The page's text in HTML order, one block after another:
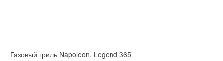
Газовый гриль Napoleon, Legend 365